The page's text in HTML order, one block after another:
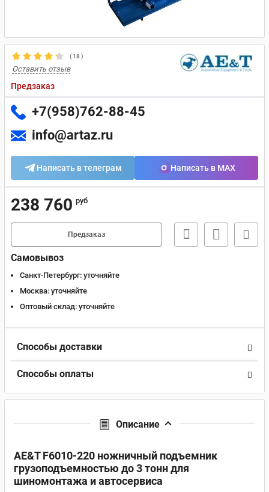
(18 )
Оставить отзыв
Предзаказ
+7(958)762-88-45
info@artaz.ru
Написать в телеграм Написать в MAX
238 760 руб
Предзаказ
Самовывоз
Санкт-Петербург: уточняйте
Москва: уточняйте
Оптовый склад: уточняйте
Способы доставки
Способы оплаты
Описание
AE&T F6010-220 ножничный подъемник
грузоподъемностью до 3 тонн для
шиномонтажа и автосервиса